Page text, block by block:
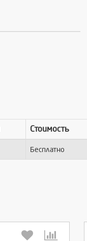
Стоимость
Бесплатно